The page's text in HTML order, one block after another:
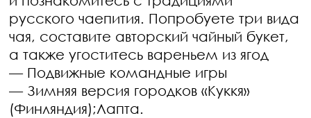
русского чаепития. Попробуете три вида
чая, составите авторский чайный букет,
а также угоститесь вареньем из ягод
— Подвижные командные игры
— Зимняя версия городков «Куккя»
(Финляндия);Лапта.